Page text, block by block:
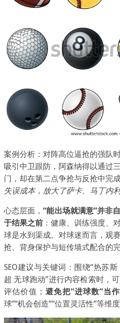
案例分析：对阵高位逼抢的强队
吸引中卫跟防，阿森纳得以通过
门，却在第二点争抢与反抢中完成
失误成本，放大了萨卡、马丁内
心态层面，“能出场就满意”并非
于结果之前 ：健康、训练强度、
球是水到渠成。对球迷而言，观
抢、背身保护与短传墙式配合的完
SEO建议与关键词：围绕“热苏
超 无球跑动”进行内容检索时，
评估价值； 避免把“进球数”当
球”“机会创造”“位置灵活性”等维